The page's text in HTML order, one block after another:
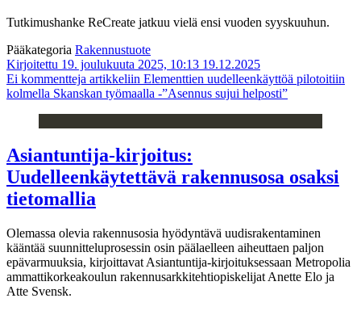
Tutkimushanke ReCreate jatkuu vielä ensi vuoden syyskuuhun.
Pääkategoria Rakennustuote
Kirjoitettu 19. joulukuuta 2025, 10:13 19.12.2025
Ei kommentteja artikkeliin Elementtien uudelleenkäyttöä pilotoitiin
kolmella Skanskan työmaalla -”Asennus sujui helposti”
Asiantuntija-kirjoitus:
Uudelleenkäytettävä rakennusosa osaksi
tietomallia
Olemassa olevia rakennusosia hyödyntävä uudisrakentaminen
kääntää suunnitteluprosessin osin päälaelleen aiheuttaen paljon
epävarmuuksia, kirjoittavat Asiantuntija-kirjoituksessaan Metropolia
ammattikorkeakoulun rakennusarkkitehtiopiskelijat Anette Elo ja
Atte Svensk.